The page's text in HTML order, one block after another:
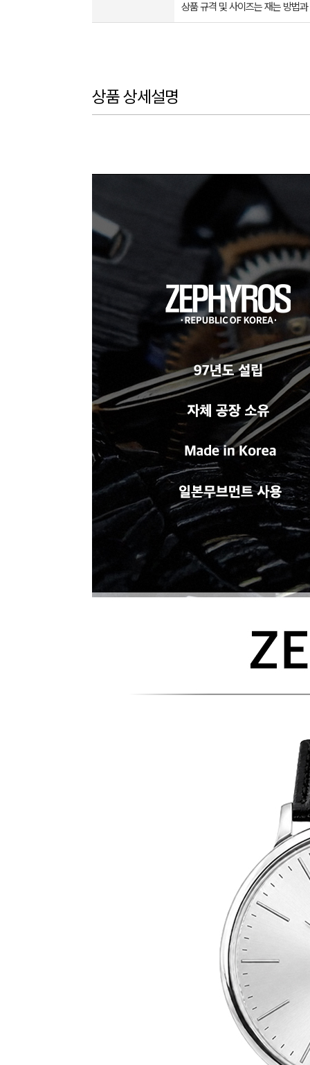
상품 규격 및 사이즈는 재는 방법
상품 상세설명